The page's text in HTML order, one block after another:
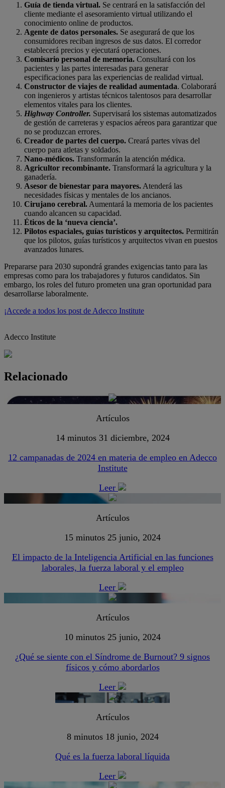
Guía de tienda virtual. Se centrará en la satisfacción del
cliente mediante el asesoramiento virtual utilizando el
conocimiento online de productos.
Agente de datos personales. Se asegurará de que los
consumidores reciban ingresos de sus datos. El corredor
establecerá precios y ejecutará operaciones.
Comisario personal de memoria. Consultará con los
pacientes y las partes interesadas para generar
especificaciones para las experiencias de realidad virtual.
Constructor de viajes de realidad aumentada. Colaborará
con ingenieros y artistas técnicos talentosos para desarrollar
elementos vitales para los clientes.
Highway Controller. Supervisará los sistemas automatizados
de gestión de carreteras y espacios aéreos para garantizar que
no se produzcan errores.
Creador de partes del cuerpo. Creará partes vivas del
cuerpo para atletas y soldados.
Nano-médicos. Transformarán la atención médica.
Agricultor recombinante. Transformará la agricultura y la
ganadería.
Asesor de bienestar para mayores. Atenderá las
necesidades físicas y mentales de los ancianos.
Cirujano cerebral. Aumentará la memoria de los pacientes
cuando alcancen su capacidad.
Éticos de la ‘nueva ciencia’.
Pilotos espaciales, guías turísticos y arquitectos. Permitirán
que los pilotos, guías turísticos y arquitectos vivan en puestos
avanzados lunares.
Prepararse para 2030 supondrá grandes exigencias tanto para las
empresas como para los trabajadores y futuros candidatos. Sin
embargo, los roles del futuro prometen una gran oportunidad para
desarrollarse laboralmente.
¡Accede a todos los post de Adecco Institute
Adecco Institute
Relacionado
Artículos
14 minutos 31 diciembre, 2024
12 campanadas de 2024 en materia de empleo en Adecco
Institute
Leer
Artículos
15 minutos 25 junio, 2024
El impacto de la Inteligencia Artificial en las funciones
laborales, la fuerza laboral y el empleo
Leer
Artículos
10 minutos 25 junio, 2024
¿Qué se siente con el Síndrome de Burnout? 9 signos
físicos y cómo abordarlos
Leer
Artículos
8 minutos 18 junio, 2024
Qué es la fuerza laboral líquida
Leer